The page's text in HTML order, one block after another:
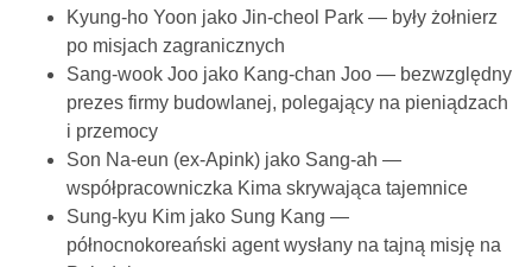
Kyung-ho Yoon jako Jin-cheol Park — były żołnierz
po misjach zagranicznych
Sang-wook Joo jako Kang-chan Joo — bezwzględny
prezes firmy budowlanej, polegający na pieniądzach
i przemocy
Son Na-eun (ex-Apink) jako Sang-ah —
współpracowniczka Kima skrywająca tajemnice
Sung-kyu Kim jako Sung Kang —
północnokoreański agent wysłany na tajną misję na